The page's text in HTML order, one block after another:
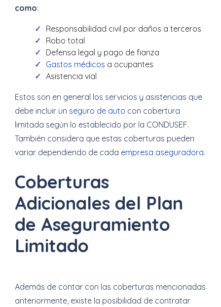
como:
Responsabilidad civil por daños a terceros
Robo total
Defensa legal y pago de fianza
Gastos médicos a ocupantes
Asistencia vial
Estos son en general los servicios y asistencias que
debe incluir un seguro de auto con cobertura
limitada según lo establecido por la CONDUSEF.
También considera que estas coberturas pueden
variar dependiendo de cada empresa aseguradora.
Coberturas
Adicionales del Plan
de Aseguramiento
Limitado
Además de contar con las coberturas mencionadas
anteriormente, existe la posibilidad de contratar